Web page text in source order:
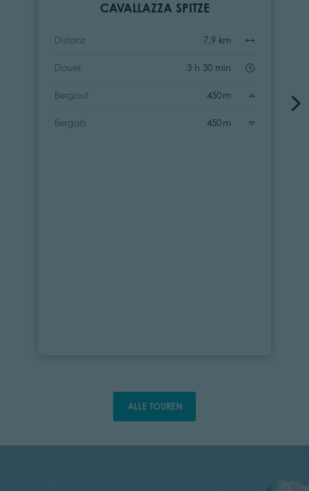
CAVALLAZZA SPITZE
Distanz 7,9 km
Dauer 3 h 30 min
Bergauf 450 m
Bergab 450 m